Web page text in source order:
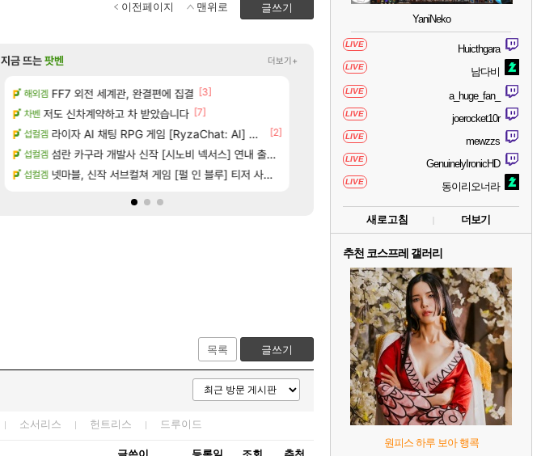
글쓰기
이전페이지 맨위로
검은사막 장비 올환 이후 약 7개월 [13]
메이플 8월 9일 썬데이 메이플 [150]
메이플 챌린저#77777 저격했습니다! [106]
메이플 빵값 문의 후기 [89]
리니지M 방금 일어난일 [13]
보상 공지 나온거 10추 하니 올리자 [83]
부산 헌혈 먹튀 ㄷㄷ..
[66]
크로체 따왔습니다
신호등 2인 40%글 존나 긁히네 씨발
[209]
고양이를 도구로 쓰는 인방 하꼬 스트리머 박제합니다.
지금 뜨는팟벤 더보기+
해외겜 FF7 외전 세계관, 완결편에 집결 [3]
차벤 저도 신차계약하고 차 받았습니다 [7]
섭컬겜 라이자 AI 채팅 RPG 게임 [RyzaChat: AI] 공개
[2]
섭컬겜 섬란 카구라 개발사 신작 [시노비 넥서스] 연내 출시 예정
섭컬겜 넷마블, 신작 서브컬쳐 게임 [펄 인 블루] 티저 사이트 오픈
해외겜 스위치2판 ‘몬헌 와일즈’, 30~40fps 목표 추
아주프로 4컷 만화 | 야간 보초는 너무 힘들어
7년만에 가족여행을 다녀왔습니다.
[1]
비스트 비스트 오브 리인카네이션 정보/공략글 모음
동해바다 추암해수욕장
목록 글쓰기
소서리스 헌트리스 드루이드
YaniNeko
LIVE Huicthgara
LIVE 남다비
LIVE a_huge_fan_
LIVE joerocket10r
LIVE mewzzs
LIVE GenuinelyIronicHD
LIVE 동이리오너라
새로고침 더보기
추천 코스프레 갤러리
원피스 하루 보아 행콕